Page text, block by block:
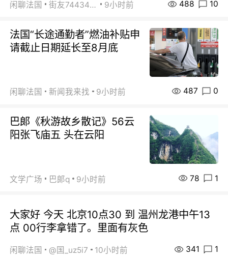
闲聊法国 街友74434350 9小时前 488 10
法国“长途通勤者”燃油补贴申
请截止日期延长至8月底
闲聊法国 新闻我来找 9小时前 487 0
巴郞《秋游故乡散记》56云
阳张飞庙五 头在云阳
文学广场 巴郞q 9小时前 78 1
大家好 今天 北京10点30 到 温州龙港中午13
点 00行李拿错了。里面有灰色
闲聊法国 @国_uz5i7 10小时前 341 1